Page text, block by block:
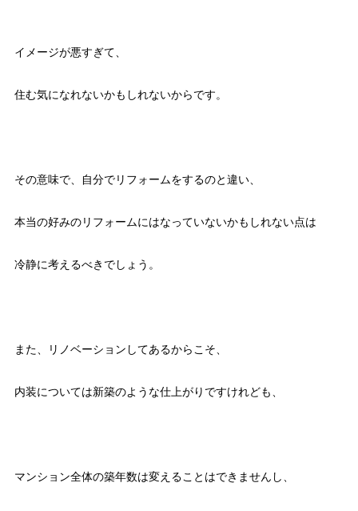
イメージが悪すぎて、
住む気になれないかもしれないからです。
その意味で、自分でリフォームをするのと違い、
本当の好みのリフォームにはなっていないかもしれない点は
冷静に考えるべきでしょう。
また、リノベーションしてあるからこそ、
内装については新築のような仕上がりですけれども、
マンション全体の築年数は変えることはできませんし、